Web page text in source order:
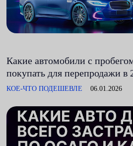
Какие автомобили с
покупать для перепродажи в
КОЕ-ЧТО ПОДЕШЕВЛЕ 06.01.2026